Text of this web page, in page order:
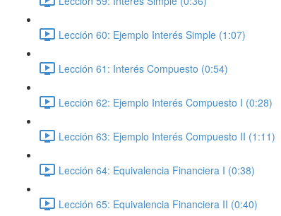
Lección 60: Ejemplo Interés Simple (1:07)
Lección 61: Interés Compuesto (0:54)
Lección 62: Ejemplo Interés Compuesto I (0:28)
Lección 63: Ejemplo Interés Compuesto II (1:11)
Lección 64: Equivalencia Financiera I (0:38)
Lección 65: Equivalencia Financiera II (0:40)